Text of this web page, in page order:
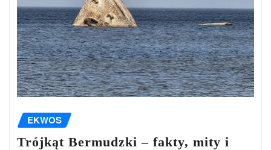
EKWOS
Trójkąt Bermudzki – fakty, mity i